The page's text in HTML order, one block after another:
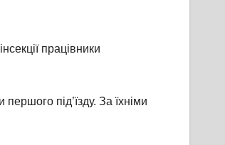
працівники
під’їзду. За їхніми